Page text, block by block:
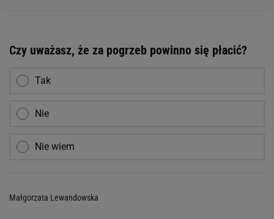
Czy uważasz, że za pogrzeb powinno się płacić?
Tak
Nie
Nie wiem
Małgorzata Lewandowska